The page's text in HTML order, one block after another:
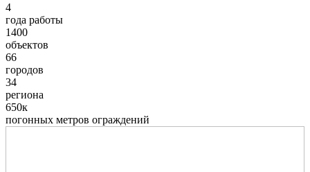
4
года работы
1400
объектов
66
городов
34
региона
650к
погонных метров ограждений